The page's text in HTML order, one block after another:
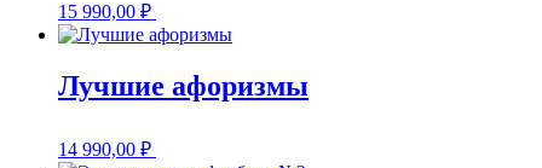
15 990,00 ₽
Лучшие афоризмы
14 990,00 ₽